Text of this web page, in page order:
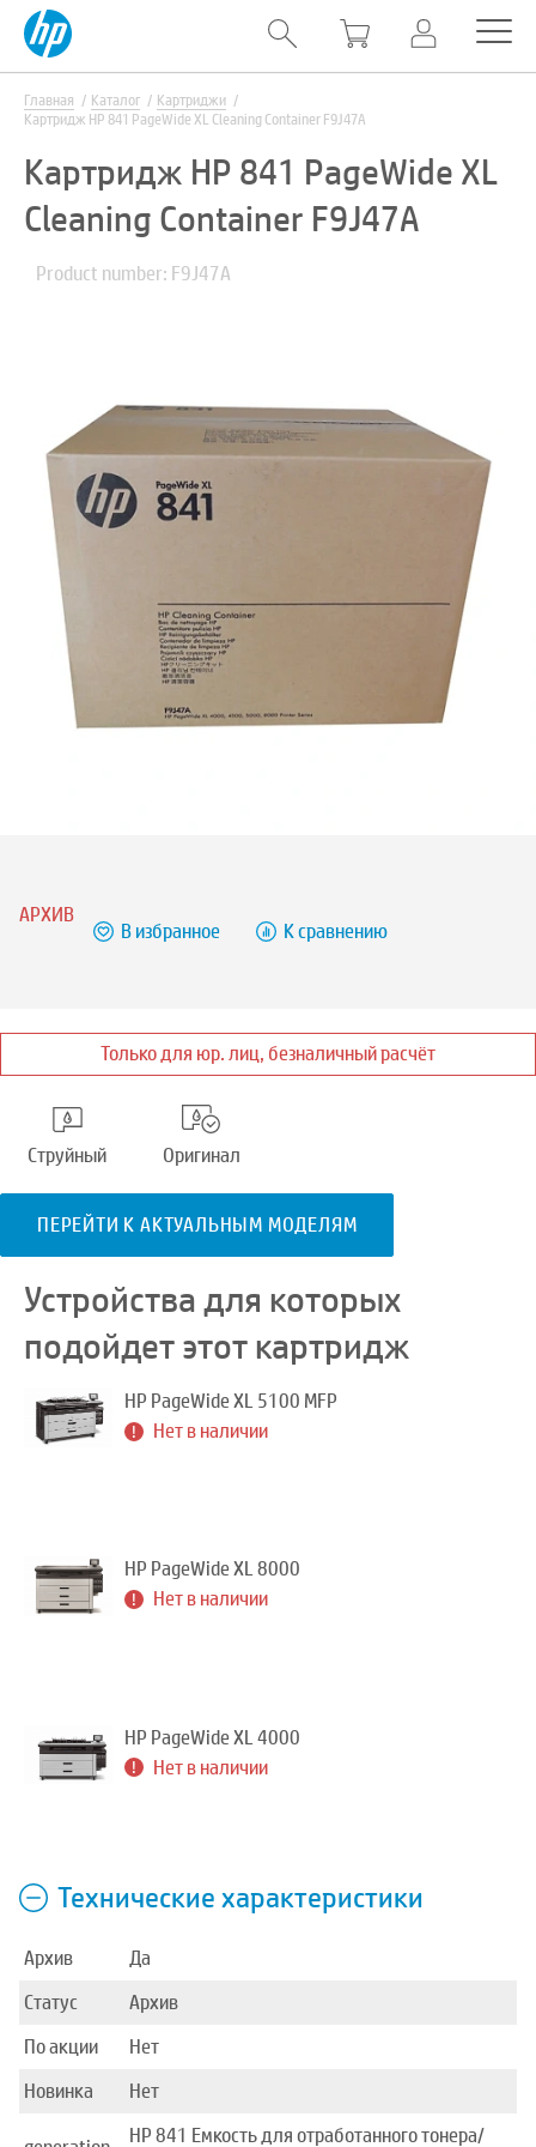
Главная Каталог
Картриджи
Картридж HP 841 PageWide XL Cleaning Container F9J47A
Картридж HP 841 PageWide XL
Cleaning Container F9J47A
Product number: F9J47A
АРХИВ
В избранное К сравнению
Только для юр. лиц, безналичный расчёт
Струйный Оригинал
ПЕРЕЙТИ К АКТУАЛЬНЫМ МОДЕЛЯМ
Устройства для которых
подойдет этот картридж
HP PageWide XL 5100 MFP
Нет в наличии
HP PageWide XL 8000
Нет в наличии
HP PageWide XL 4000
Нет в наличии
Технические характеристики
Архив
Да
Статус
Архив
По акции
Нет
Новинка
Нет
HP 841 Емкость для отработанного тонера/